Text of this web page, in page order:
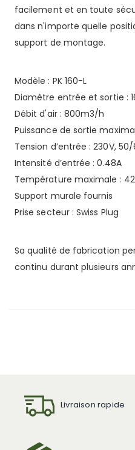
facilement et en toute
dans n'importe quelle
support de montage.
Modèle : PK 160-L
Diamètre entrée et sortie :
Débit d'air : 800m3/h
Puissance de sortie
Tension d’entrée : 230V, 50/
Intensité d’entrée : 0.48A
Température maximale :
Support murale fournis
Prise secteur : Swiss Plug
Sa qualité de fabrication
continu durant plusieurs
Livraison rapide